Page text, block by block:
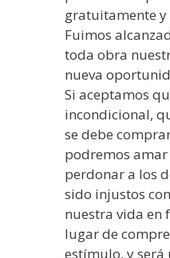
gratuitamente
Fuimos
toda obra
nueva
Si aceptamos
incondicional,
se debe
podremos
perdonar a los
sido injustos
nuestra vida en
lugar de
estímulo, y será